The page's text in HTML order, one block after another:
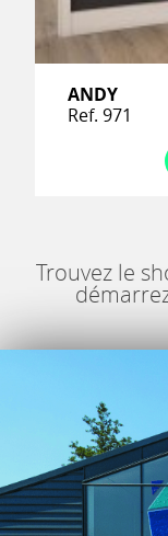
ANDY
Ref. 971
Trouvez le